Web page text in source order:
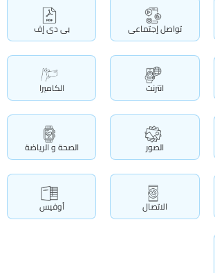
تواصل إجتماعى بى دى إف
انترنت الكاميرا
الصور الصحة و الرياضة
الاتصال أوفيس